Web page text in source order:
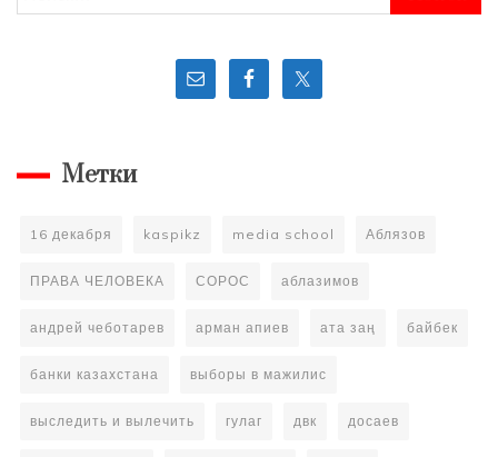
Метки
16 декабря kaspikz media school Аблязов
ПРАВА ЧЕЛОВЕКА СОРОС аблазимов
андрей чеботарев арман апиев ата заң байбек
банки казахстана выборы в мажилис
выследить и вылечить гулаг двк досаев